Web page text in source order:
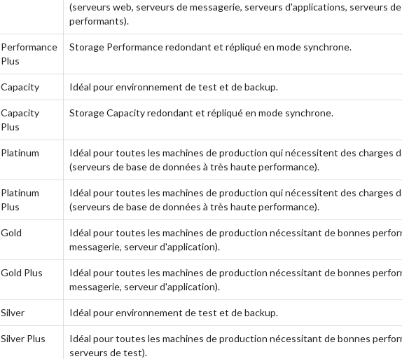
(serveurs web, serveurs de messagerie, serveurs d'applications, serveurs
performants).
Performance
Plus
Storage Performance redondant et répliqué en mode synchrone.
Capacity Idéal pour environnement de test et de backup.
Capacity
Plus
Storage Capacity redondant et répliqué en mode synchrone.
Platinum
Idéal pour toutes les machines de production qui nécessitent des charges
(serveurs de base de données à très haute performance).
Platinum
Plus
Idéal pour toutes les machines de production qui nécessitent des charges
(serveurs de base de données à très haute performance).
Gold
Idéal pour toutes les machines de production nécessitant de bonnes
messagerie, serveur d'application).
Gold Plus
Idéal pour toutes les machines de production nécessitant de bonnes
messagerie, serveur d'application).
Silver Idéal pour environnement de test et de backup.
Silver Plus
Idéal pour toutes les machines de production nécessitant de bonnes
serveurs de test).